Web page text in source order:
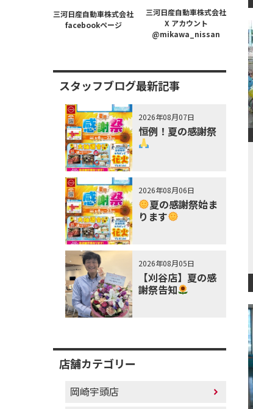
三河日産自動車株式会社
facebookページ
三河日産自動車株式会社
X アカウント
@mikawa_nissan
スタッフブログ最新記事
2026年08月07日
恒例！夏の感謝祭
2026年08月06日
夏の感謝祭始ま
ります
2026年08月05日
【刈谷店】夏の感
謝祭告知
店舗カテゴリー
岡崎宇頭店